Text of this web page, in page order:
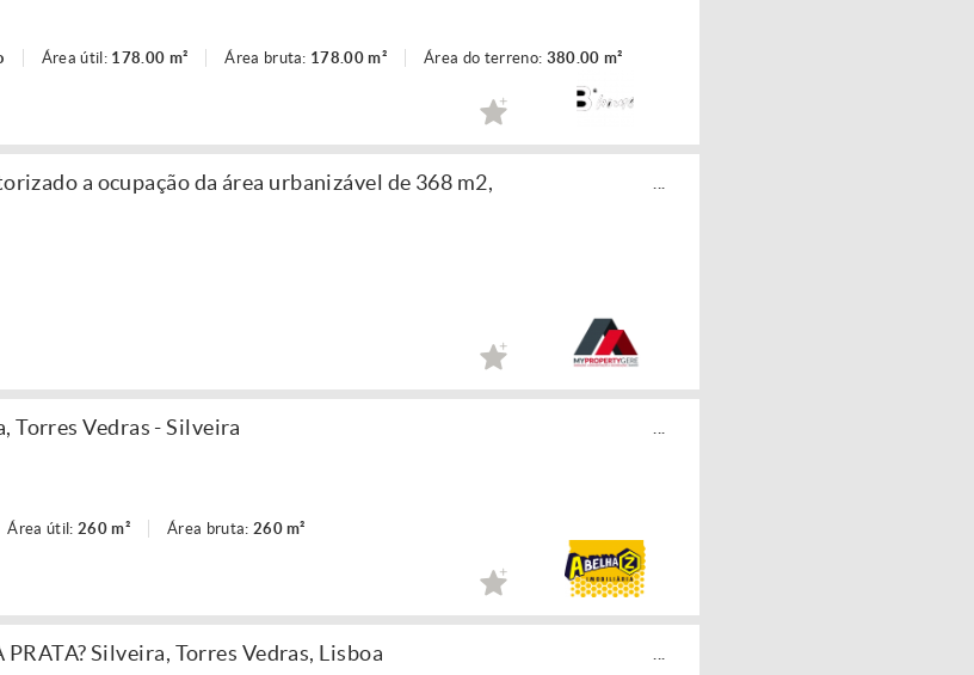
Área útil: 178.00 m² Área bruta: 178.00 m² Área do terreno: 380.00 m²
a ocupação da área urbanizável de 368 m2,
Torres Vedras - Silveira
Área útil: 260 m² Área bruta: 260 m²
Silveira, Torres Vedras, Lisboa